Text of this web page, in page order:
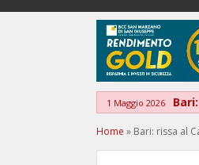
1 Maggio 2026
Home » Bari: rissa al